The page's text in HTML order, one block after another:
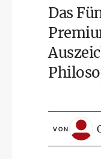
Das
VON